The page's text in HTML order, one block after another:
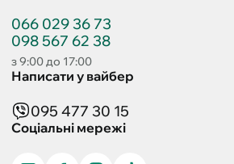
066 029 36 73
098 567 62 38
з 9:00 до 17:00
Написати у вайбер
095 477 30 15
Соціальні мережі